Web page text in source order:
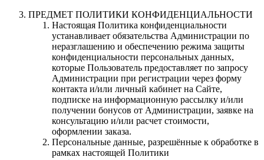
ПРЕДМЕТ ПОЛИТИКИ КОНФИДЕНЦИАЛЬНОСТИ
Настоящая Политика конфиденциальности
устанавливает обязательства Администрации по
неразглашению и обеспечению режима защиты
конфиденциальности персональных данных,
которые Пользователь предоставляет по запросу
Администрации при регистрации через форму
контакта и/или личный кабинет на Сайте,
подписке на информационную рассылку и/или
получении бонусов от Администрации, заявке на
консультацию и/или расчет стоимости,
оформлении заказа.
Персональные данные, разрешённые к обработке в
рамках настоящей Политики